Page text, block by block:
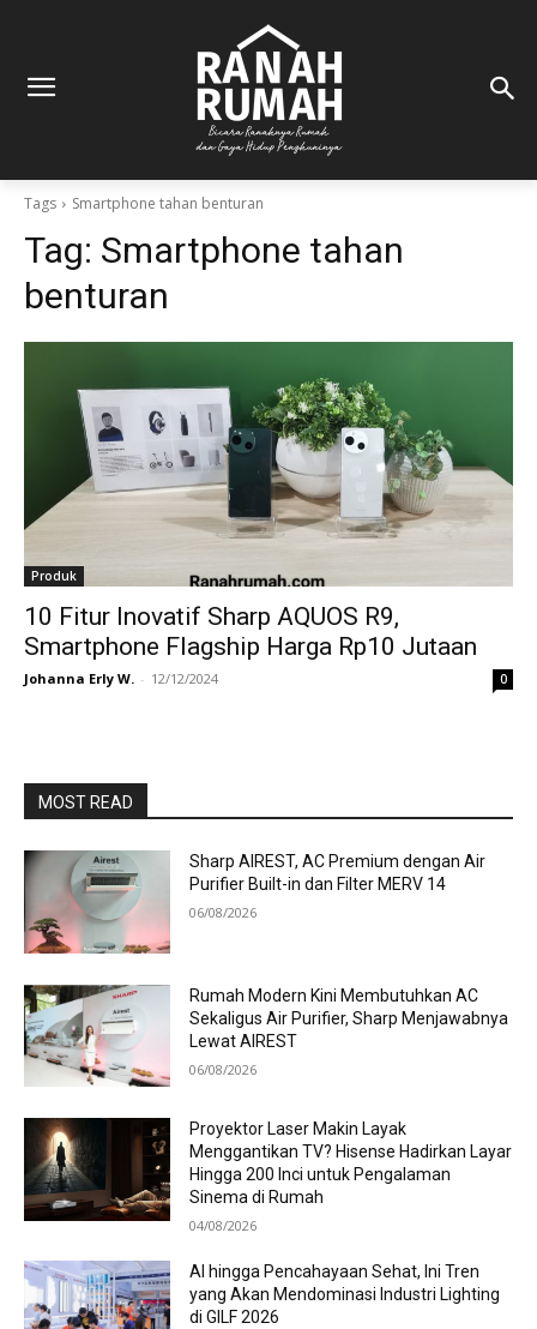
Tags Smartphone tahan benturan
Tag: Smartphone tahan
benturan
Produk
10 Fitur Inovatif Sharp AQUOS R9,
Smartphone Flagship Harga Rp10 Jutaan
Johanna Erly W. - 12/12/2024 0
MOST READ
Sharp AIREST, AC Premium dengan Air
Purifier Built-in dan Filter MERV 14
06/08/2026
Rumah Modern Kini Membutuhkan AC
Sekaligus Air Purifier, Sharp Menjawabnya
Lewat AIREST
06/08/2026
Proyektor Laser Makin Layak
Menggantikan TV? Hisense Hadirkan Layar
Hingga 200 Inci untuk Pengalaman
Sinema di Rumah
04/08/2026
AI hingga Pencahayaan Sehat, Ini Tren
yang Akan Mendominasi Industri Lighting
di GILF 2026